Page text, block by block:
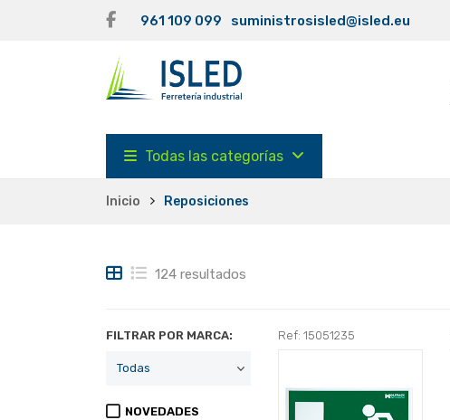
961 109 099 suministrosisled@isled.eu
Todas las categorías
Inicio Reposiciones
124 resultados
FILTRAR POR MARCA:
NOVEDADES
Ref: 15051235